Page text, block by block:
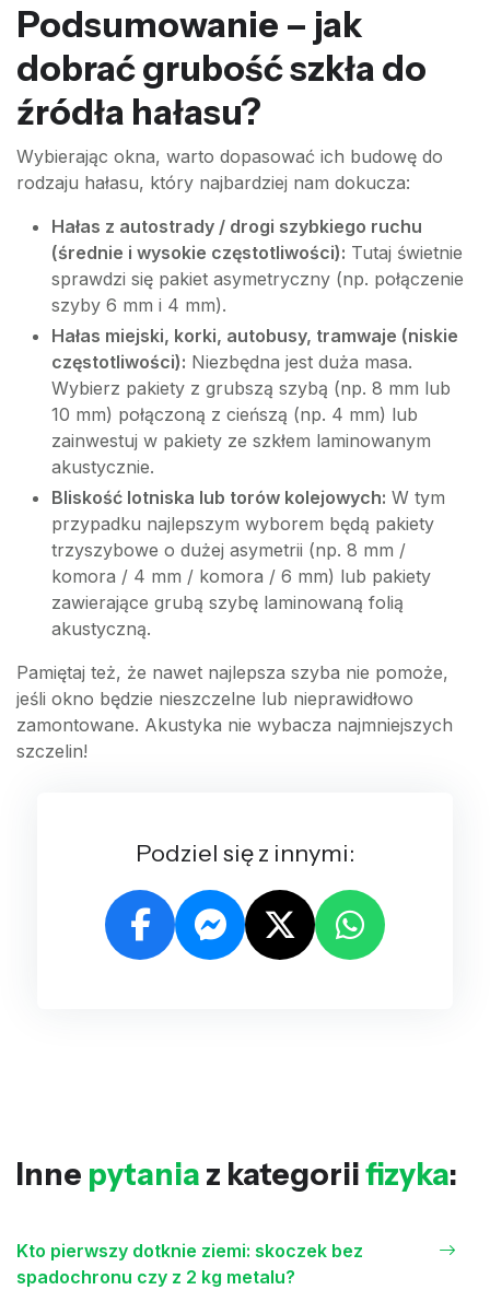
Podsumowanie – jak
dobrać grubość szkła do
źródła hałasu?
Wybierając okna, warto dopasować ich budowę do
rodzaju hałasu, który najbardziej nam dokucza:
Hałas z autostrady / drogi szybkiego ruchu
(średnie i wysokie częstotliwości): Tutaj świetnie
sprawdzi się pakiet asymetryczny (np. połączenie
szyby 6 mm i 4 mm).
Hałas miejski, korki, autobusy, tramwaje (niskie
częstotliwości): Niezbędna jest duża masa.
Wybierz pakiety z grubszą szybą (np. 8 mm lub
10 mm) połączoną z cieńszą (np. 4 mm) lub
zainwestuj w pakiety ze szkłem laminowanym
akustycznie.
Bliskość lotniska lub torów kolejowych: W tym
przypadku najlepszym wyborem będą pakiety
trzyszybowe o dużej asymetrii (np. 8 mm /
komora / 4 mm / komora / 6 mm) lub pakiety
zawierające grubą szybę laminowaną folią
akustyczną.
Pamiętaj też, że nawet najlepsza szyba nie pomoże,
jeśli okno będzie nieszczelne lub nieprawidłowo
zamontowane. Akustyka nie wybacza najmniejszych
szczelin!
Podziel się z innymi:
Inne pytania z kategoriifizyka:
Kto pierwszy dotknie ziemi: skoczek bez
spadochronu czy z 2 kg metalu?